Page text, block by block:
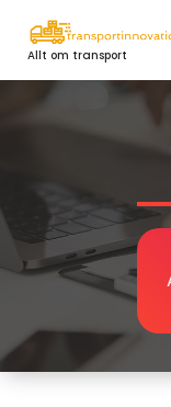
content
Allt om transport